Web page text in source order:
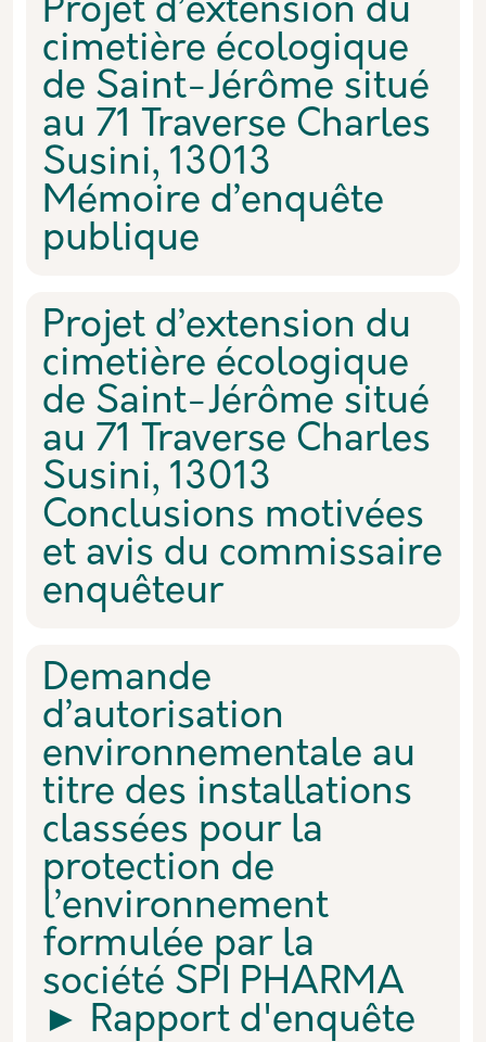
Projet d’extension du
cimetière écologique
de Saint-Jérôme situé
au 71 Traverse Charles
Susini, 13013
Mémoire d’enquête
publique
Projet d’extension du
cimetière écologique
de Saint-Jérôme situé
au 71 Traverse Charles
Susini, 13013
Conclusions motivées
et avis du commissaire
enquêteur
Demande
d’autorisation
environnementale au
titre des installations
classées pour la
protection de
l’environnement
formulée par la
société SPI PHARMA
► Rapport d'enquête